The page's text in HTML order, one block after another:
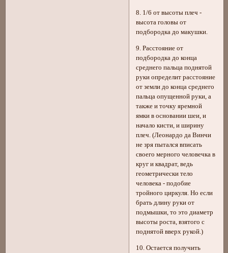
8. 1/6 от высоты плеч -
высота головы от
подбородка до макушки.
9. Расстояние от
подбородка до конца
среднего пальца поднятой
руки определит расстояние
от земли до конца среднего
пальца опущенной руки, а
также и точку яремной
ямки в основании шеи, и
начало кисти, и ширину
плеч. (Леонардо да Винчи
не зря пытался вписать
своего мерного человечка в
круг и квадрат, ведь
геометрически тело
человека - подобие
тройного циркуля. Но если
брать длину руки от
подмышки, то это диаметр
высоты роста, взятого с
поднятой вверх рукой.)
10. Остается получить